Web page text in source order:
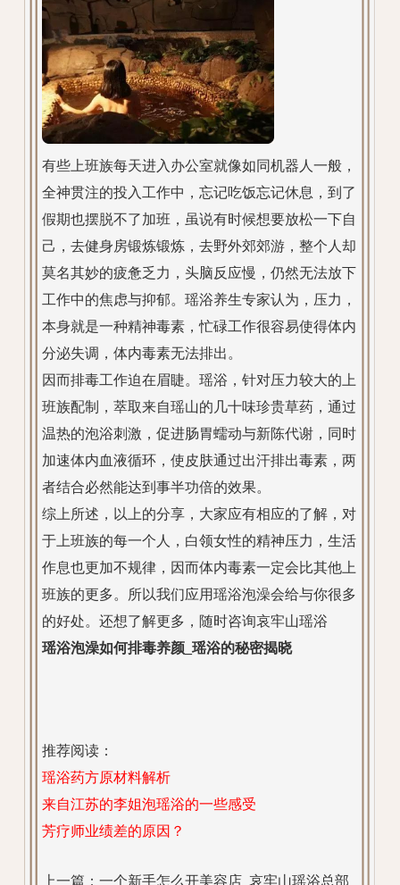
有些上班族每天进入办公室就像如同机器人一般，
全神贯注的投入工作中，忘记吃饭忘记休息，到了
假期也摆脱不了加班，虽说有时候想要放松一下自
己，去健身房锻炼锻炼，去野外郊郊游，整个人却
莫名其妙的疲惫乏力，头脑反应慢，仍然无法放下
工作中的焦虑与抑郁。瑶浴养生专家认为，压力，
本身就是一种精神毒素，忙碌工作很容易使得体内
分泌失调，体内毒素无法排出。
因而排毒工作迫在眉睫。瑶浴，针对压力较大的上
班族配制，萃取来自瑶山的几十味珍贵草药，通过
温热的泡浴刺激，促进肠胃蠕动与新陈代谢，同时
加速体内血液循环，使皮肤通过出汗排出毒素，两
者结合必然能达到事半功倍的效果。
综上所述，以上的分享，大家应有相应的了解，对
于上班族的每一个人，白领女性的精神压力，生活
作息也更加不规律，因而体内毒素一定会比其他上
班族的更多。所以我们应用瑶浴泡澡会给与你很多
的好处。还想了解更多，随时咨询哀牢山瑶浴
瑶浴泡澡如何排毒养颜_瑶浴的秘密揭晓
推荐阅读：
瑶浴药方原材料解析
来自江苏的李姐泡瑶浴的一些感受
芳疗师业绩差的原因？
上一篇：一个新手怎么开美容店_哀牢山瑶浴总部